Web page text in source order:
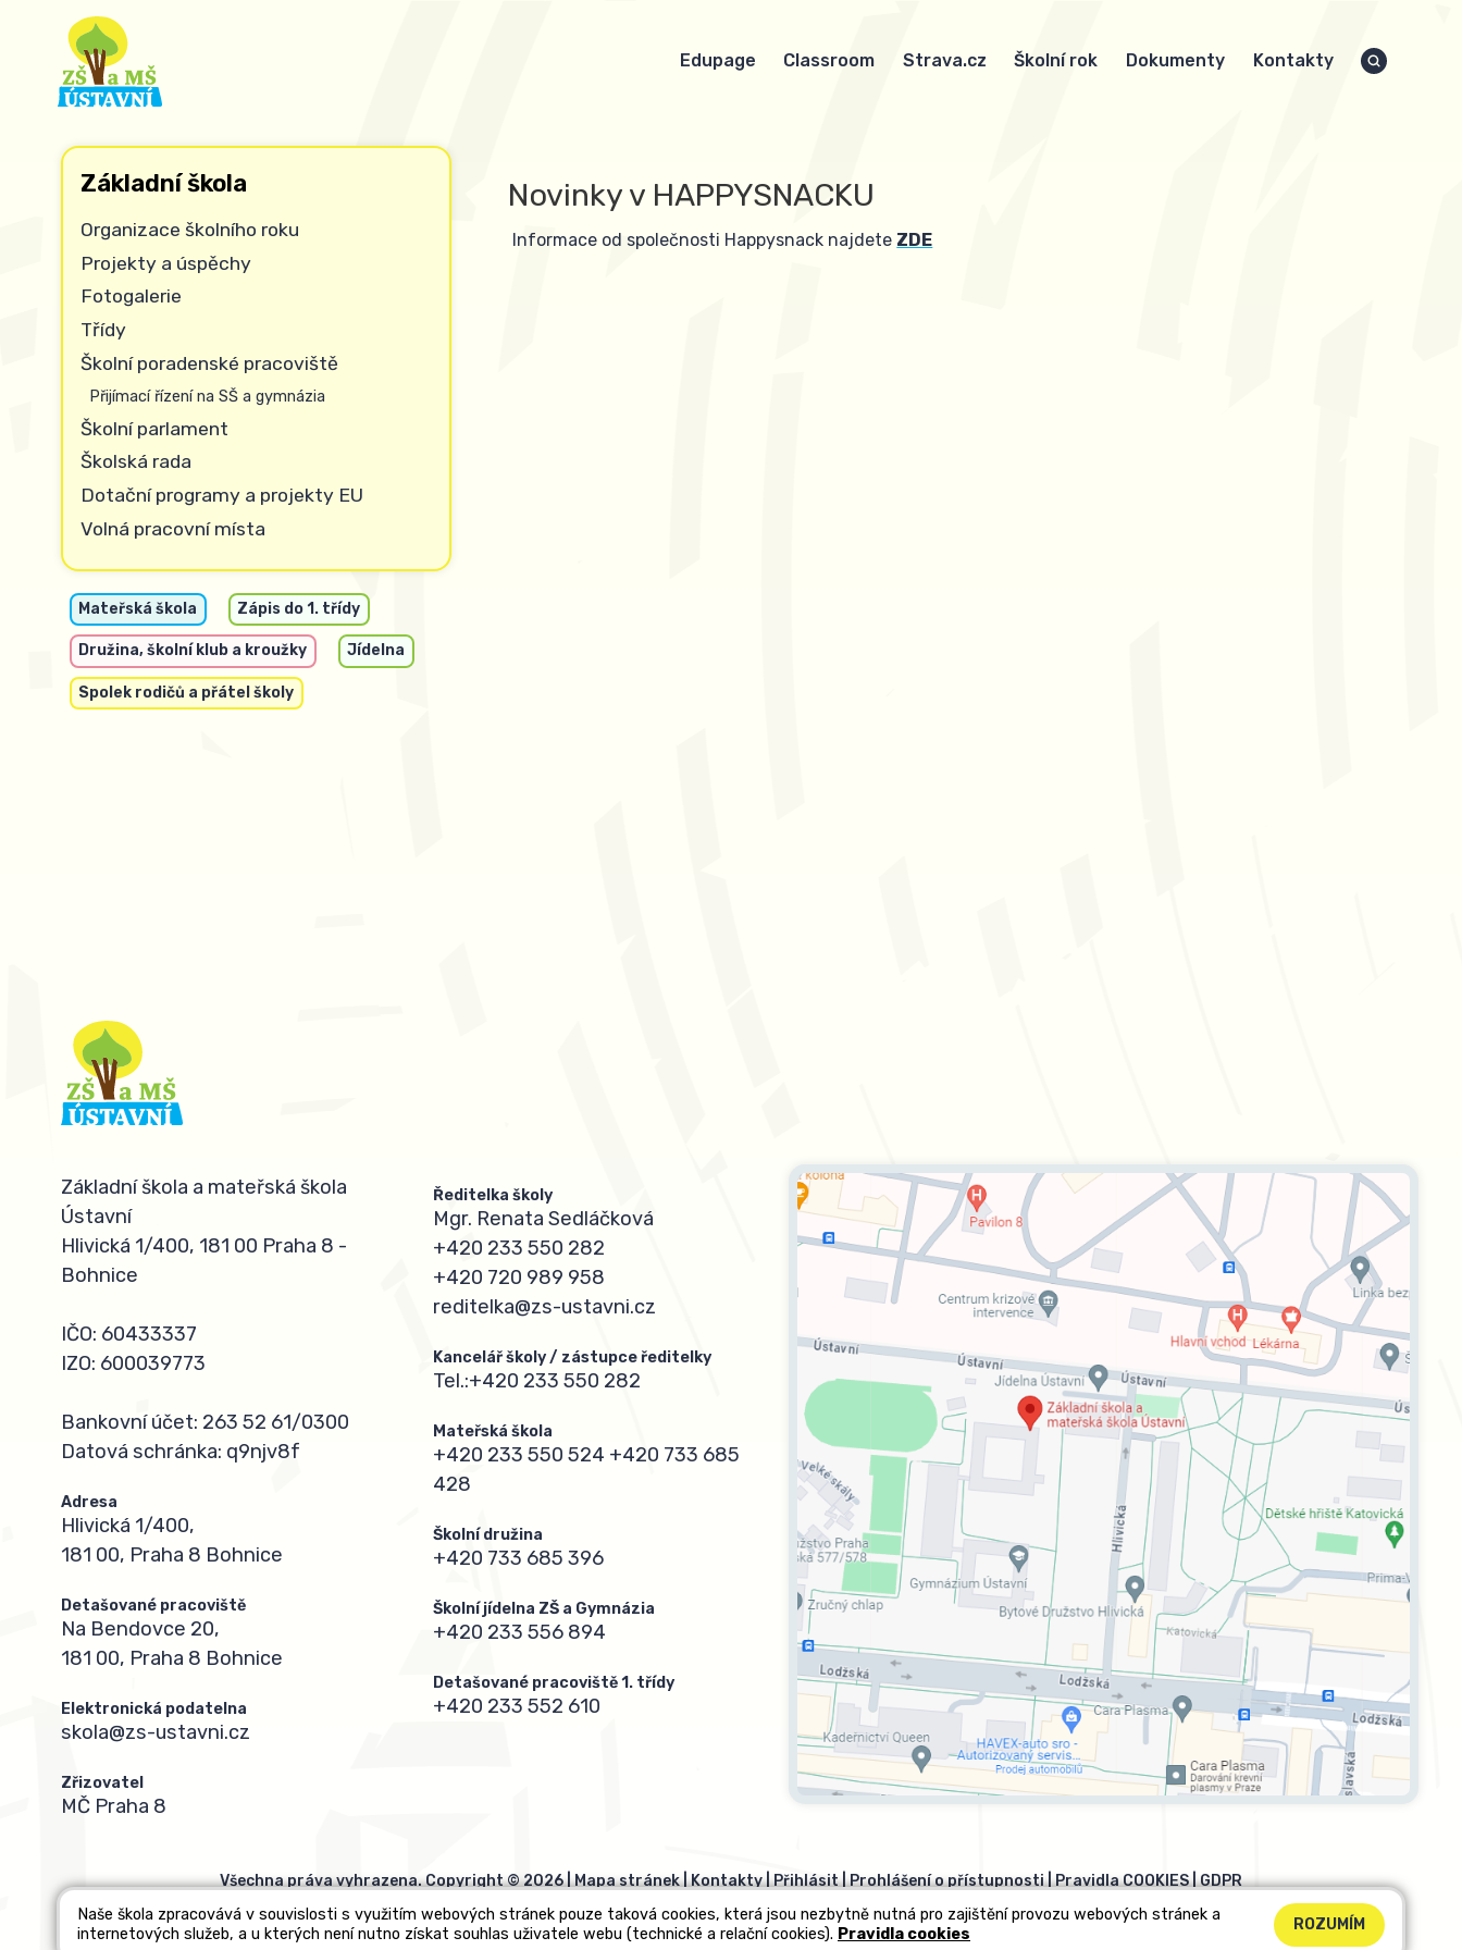
Edupage Classroom Strava.cz Školní rok Dokumenty Kontakty
Základní škola
Organizace školního roku
Projekty a úspěchy
Fotogalerie
Třídy
Školní poradenské pracoviště
Přijímací řízení na SŠ a gymnázia
Školní parlament
Školská rada
Dotační programy a projekty EU
Volná pracovní místa
Mateřská škola Zápis do 1. třídy
Družina, školní klub a kroužky Jídelna
Spolek rodičů a přátel školy
Novinky v HAPPYSNACKU
Informace od společnosti Happysnack najdete ZDE
Základní škola a mateřská škola
Ústavní
Hlivická 1/400, 181 00 Praha 8 -
Bohnice
IČO: 60433337
IZO: 600039773
Bankovní účet: 263 52 61/0300
Datová schránka: q9njv8f
Adresa
Hlivická 1/400,
181 00, Praha 8 Bohnice
Detašované pracoviště
Na Bendovce 20,
181 00, Praha 8 Bohnice
Elektronická podatelna
skola@zs-ustavni.cz
Zřizovatel
MČ Praha 8
Ředitelka školy
Mgr. Renata Sedláčková
+420 233 550 282
+420 720 989 958
reditelka@zs-ustavni.cz
Kancelář školy / zástupce ředitelky
Tel.:+420 233 550 282
Mateřská škola
+420 233 550 524 +420 733 685
428
Školní družina
+420 733 685 396
Školní jídelna ZŠ a Gymnázia
+420 233 556 894
Detašované pracoviště 1. třídy
+420 233 552 610
Všechna práva vyhrazena. Copyright © 2026 |Mapa stránek|Kontakty|Přihlásit|Prohlášení o přístupnosti|Pravidla COOKIES|GDPR
Naše škola zpracovává v souvislosti s využitím webových stránek pouze taková cookies, která jsou nezbytně nutná pro zajištění provozu webových stránek a
internetových služeb, a u kterých není nutno získat souhlas uživatele webu (technické a relační cookies). Pravidla cookies
ROZUMÍM